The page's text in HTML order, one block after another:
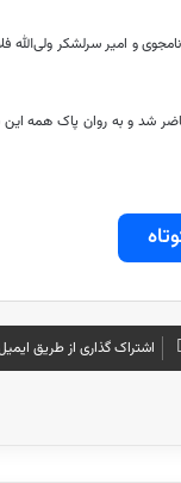
و امیر سرلشکر ولی‌الله
شد و به روان پاک همه این
اشتراک گذاری از طریق